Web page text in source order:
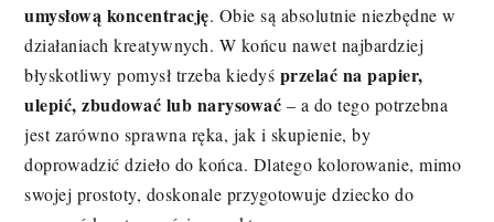
umysłową koncentrację. Obie są absolutnie niezbędne w
działaniach kreatywnych. W końcu nawet najbardziej
błyskotliwy pomysł trzeba kiedyś przelać na papier,
ulepić, zbudować lub narysować – a do tego potrzebna
jest zarówno sprawna ręka, jak i skupienie, by
doprowadzić dzieło do końca. Dlatego kolorowanie, mimo
swojej prostoty, doskonale przygotowuje dziecko do